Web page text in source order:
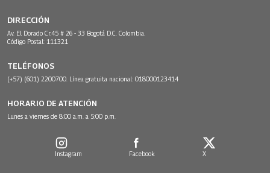
DIRECCIÓN
Av. El Dorado Cr.45 # 26 - 33 Bogotá D.C. Colombia.
Código Postal: 111321
TELÉFONOS
(+57) (601) 2200700. Línea gratuita nacional: 018000123414
HORARIO DE ATENCIÓN
Lunes a viernes de 8:00 a.m. a 5:00 p.m.
Instagram Facebook X